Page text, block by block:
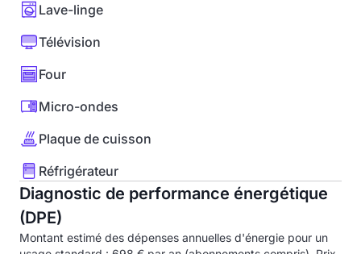
Lave-linge
Télévision
Four
Micro-ondes
Plaque de cuisson
Réfrigérateur
Diagnostic de performance énergétique
(DPE)
Montant estimé des dépenses annuelles d'énergie pour un